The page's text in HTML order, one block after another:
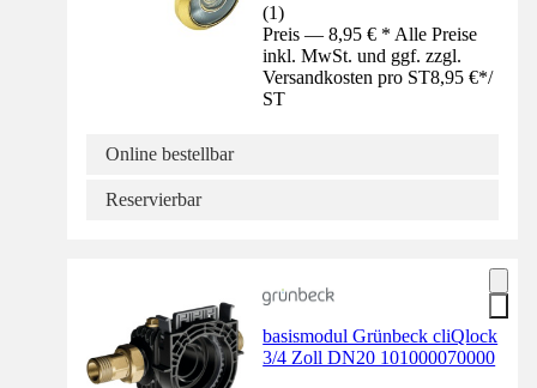
(1)
Preis — 8,95 € * Alle Preise
inkl. MwSt. und ggf. zzgl.
Versandkosten pro ST8,95 €*/
ST
Online bestellbar
Reservierbar
basismodul Grünbeck cliQlock
3/4 Zoll DN20 101000070000